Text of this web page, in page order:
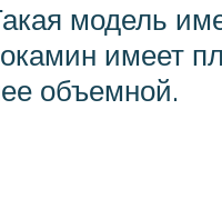
модель
имеет
объемной.